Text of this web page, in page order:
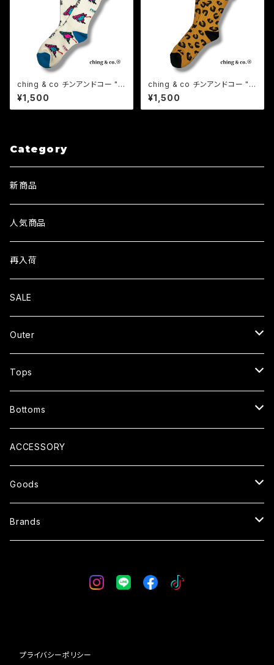
ching & co チンアンドコー "猛
毒 -white-" ソックス 靴下
¥1,500
ching & co チンアンドコー "L
EOPARD レオパード -beige-
" ソックス 靴下
¥1,500
Category
新商品
人気商品
再入荷
SALE
Outer
JACKET
CARDIGAN
COAT
Tops
T-SHIRTS
SHIRTS
SWEATER
SWEAT
Bottoms
PANTS
SHORTS
OVERALL
ACCESSORY
Goods
SUNGLASSES
Brands
プライバシーポリシー